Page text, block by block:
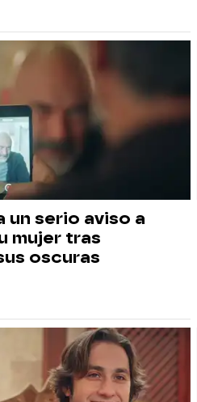
un serio aviso a
mujer tras
oscuras